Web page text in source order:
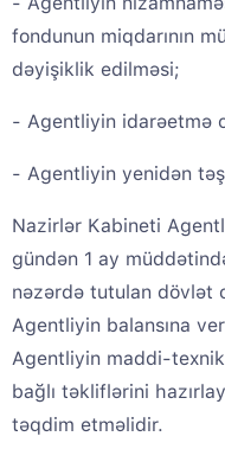
fondunun miqdarının
dəyişiklik edilməsi;
- Agentliyin idarəetmə
- Agentliyin yenidən
Nazirlər Kabineti
gündən 1 ay
nəzərdə tutulan dövlət
Agentliyin balansına
Agentliyin maddi-texniki
bağlı təkliflərini
təqdim etməlidir.